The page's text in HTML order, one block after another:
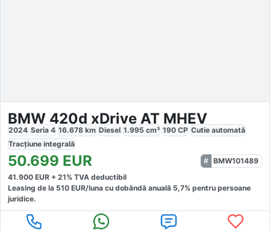
BMW 420d xDrive AT MHEV
2024 Seria 4 16.678 km Diesel 1.995 cm³ 190 CP Cutie automată
Tracțiune integrală
50.699 EUR
BMW101489
41.900 EUR + 21% TVA deductibil
Leasing de la 510 EUR/luna cu dobăndă anuală 5,7% pentru persoane
juridice.